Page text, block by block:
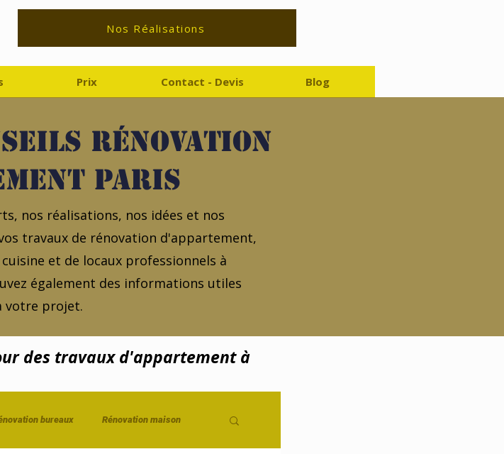
Nos Réalisations
Prix Contact - Devis Blog
rénovation
Paris
nos réalisations, nos idées et nos
travaux de rénovation d'appartement,
et de locaux professionnels à
également des informations utiles
votre projet.
des travaux d'appartement à
bureaux Rénovation maison